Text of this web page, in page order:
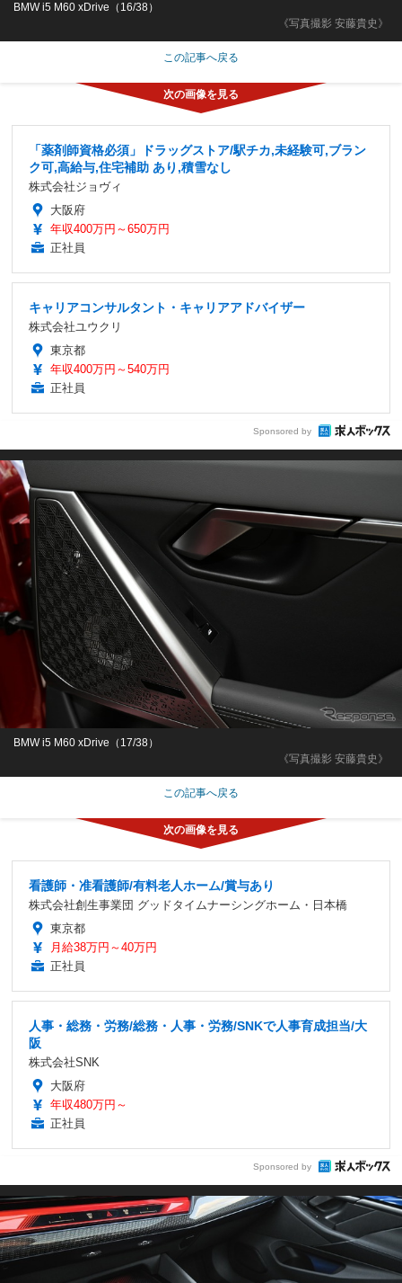
《写真撮影 安藤貴史》
BMW i5 M60 xDrive（16/38）
この記事へ戻る
「薬剤師資格必須」ドラッグストア/駅チカ,未経験可,ブラン
ク可,高給与,住宅補助 あり,積雪なし
株式会社ジョヴィ
大阪府
年収400万円～650万円
正社員
キャリアコンサルタント・キャリアアドバイザー
株式会社ユウクリ
東京都
年収400万円～540万円
正社員
Sponsored by
《写真撮影 安藤貴史》
BMW i5 M60 xDrive（17/38）
この記事へ戻る
看護師・准看護師/有料老人ホーム/賞与あり
株式会社創生事業団 グッドタイムナーシングホーム・日本橋
東京都
月給38万円～40万円
正社員
人事・総務・労務/総務・人事・労務/SNKで人事育成担当/大
阪
株式会社SNK
大阪府
年収480万円～
正社員
Sponsored by